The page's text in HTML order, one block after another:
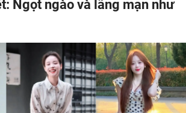
Ngọt ngào và lãng mạn như